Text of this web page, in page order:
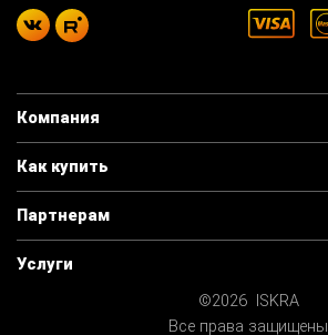
Компания
Как купить
Партнерам
Услуги
©2026 ISKRA
Все права защищены